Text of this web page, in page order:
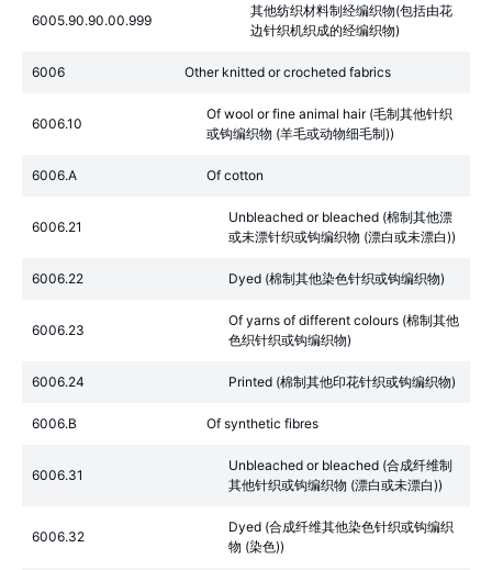
6005.90.90.00.999
其他纺织材料制经编织物(包括由花
边针织机织成的经编织物)
6006 Other knitted or crocheted fabrics
6006.10
Of wool or fine animal hair (毛制其他针织
或钩编织物 (羊毛或动物细毛制))
6006.A Of cotton
6006.21
Unbleached or bleached (棉制其他漂
或未漂针织或钩编织物 (漂白或未漂白))
6006.22 Dyed (棉制其他染色针织或钩编织物)
6006.23
Of yarns of different colours (棉制其他
色织针织或钩编织物)
6006.24 Printed (棉制其他印花针织或钩编织物)
6006.B Of synthetic fibres
6006.31
Unbleached or bleached (合成纤维制
其他针织或钩编织物 (漂白或未漂白))
6006.32
Dyed (合成纤维其他染色针织或钩编织
物 (染色))